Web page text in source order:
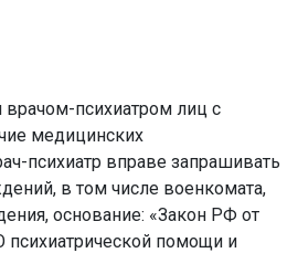
психиатром лиц с
медицинских
психиатр вправе запрашивать
в том числе военкомата,
основание: «Закон РФ от
психиатрической помощи и